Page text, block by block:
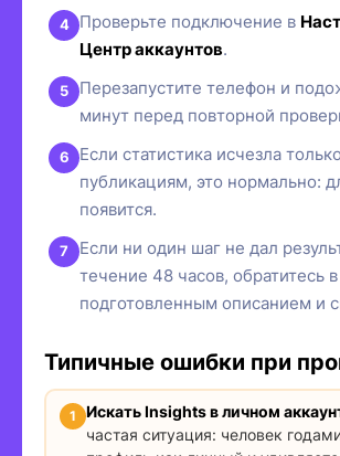
Проверьте подключение в
Центр аккаунтов.
Перезапустите телефон и
минут перед повторной
Если статистика исчезла
публикациям, это нормально:
появится.
Если ни один шаг не дал
течение 48 часов, обратитесь
подготовленным описанием и
Типичные ошибки при
Искать Insights в личном
частая ситуация: человек